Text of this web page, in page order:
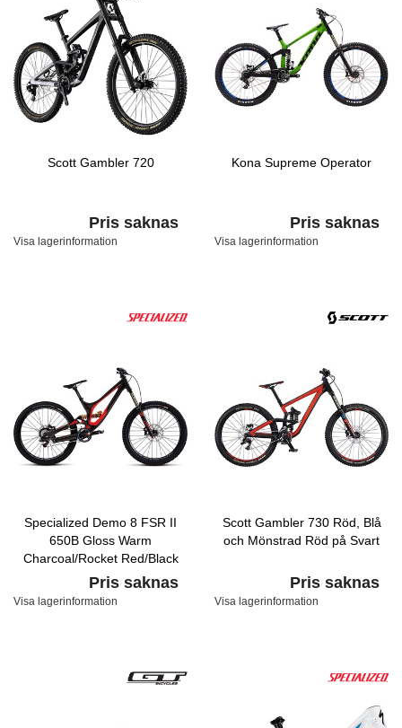
Scott Gambler 720
Pris saknas
Visa lagerinformation
Kona Supreme Operator
Pris saknas
Visa lagerinformation
Specialized Demo 8 FSR II
650B Gloss Warm
Charcoal/Rocket Red/Black
Pris saknas
Visa lagerinformation
Scott Gambler 730 Röd, Blå
och Mönstrad Röd på Svart
Pris saknas
Visa lagerinformation